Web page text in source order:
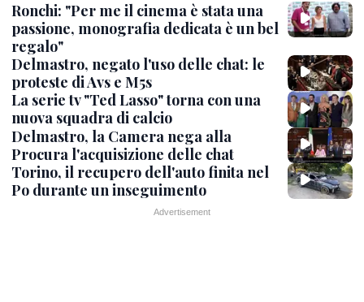
Ronchi: "Per me il cinema è stata una
passione, monografia dedicata è un bel
regalo"
Delmastro, negato l'uso delle chat: le
proteste di Avs e M5s
La serie tv "Ted Lasso" torna con una
nuova squadra di calcio
Delmastro, la Camera nega alla
Procura l'acquisizione delle chat
Torino, il recupero dell'auto finita nel
Po durante un inseguimento